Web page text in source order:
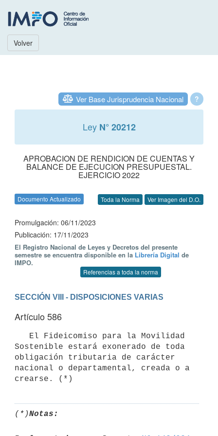
Volver
?
Ver Base Jurisprudencia Nacional
Ley N° 20212
APROBACION DE RENDICION DE CUENTAS Y
BALANCE DE EJECUCION PRESUPUESTAL.
EJERCICIO 2022
Documento Actualizado Toda la Norma Ver Imagen del D.O.
Promulgación: 06/11/2023
Publicación: 17/11/2023
El Registro Nacional de Leyes y Decretos del presente
semestre se encuentra disponible en la Librería Digital de
IMPO.
Referencias a toda la norma
SECCIÓN VIII - DISPOSICIONES VARIAS
Artículo 586
Sostenible estará exonerado de toda
obligación tributaria de carácter
nacional o departamental, creada o a
crearse. (*)
(*)Notas: